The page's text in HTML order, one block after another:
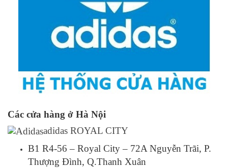
Các cửa hàng ở Hà Nội
adidas ROYAL CITY
B1 R4-56 – Royal City – 72A Nguyễn Trãi, P.
Thượng Đình, Q.Thanh Xuân